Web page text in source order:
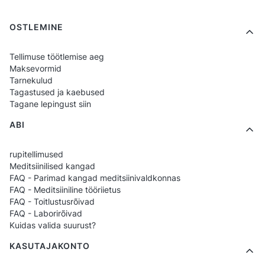
polikliinikutesse.
Enim valitud tooted kategoorias
Vastuvõtt ja meditsiiniline
administratsioon:
Klassikaliste lõigetega meditsiinilised
püksid
Administratiivvormid trüki võimalusega
Miks valib vastuvõtu
personal ModernBHP?
Footer menu
OSTLEMINE
Tellimuse töötlemise aeg
Maksevormid
Tarnekulud
Tagastused ja kaebused
Tagane lepingust siin
ABI
rupitellimused
Meditsiinilised kangad
FAQ - Parimad kangad meditsiinivaldkonnas
FAQ - Meditsiiniline tööriietus
FAQ - Toitlustusrõivad
FAQ - Laborirõivad
Kuidas valida suurust?
KASUTAJAKONTO